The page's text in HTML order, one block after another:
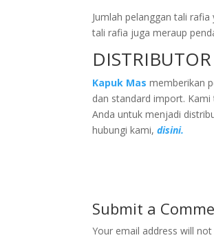
Jumlah pelanggan tali
tali rafia juga meraup
Kapuk Mas memberikan
dan standard import.
Anda untuk menjadi
hubungi kami,disini.
Submit a
Your email address will not